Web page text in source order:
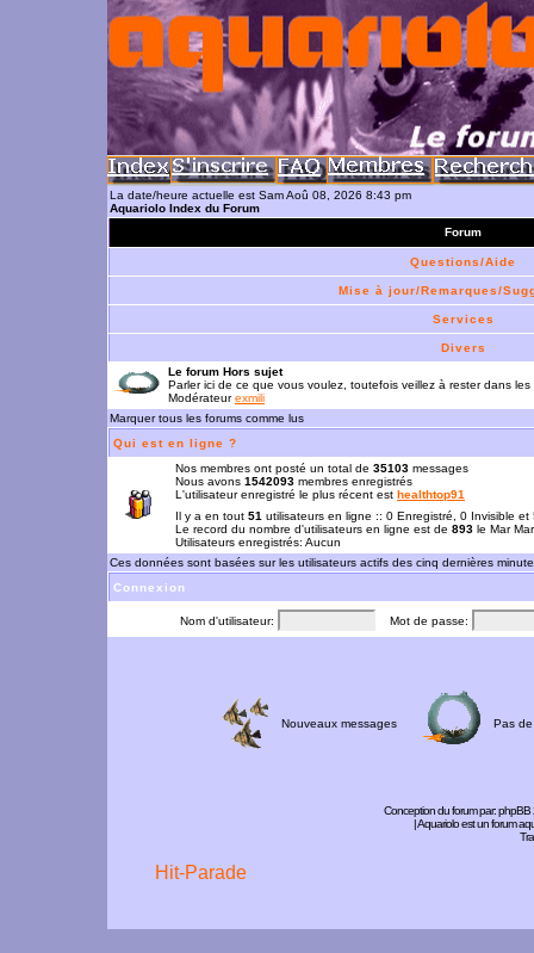
La date/heure actuelle est Sam Aoû 08, 2026 8:43 pm
Aquariolo Index du Forum
Forum
Questions/Aide
Mise à jour/Remarques/
Services
Divers
Le forum Hors sujet
Parler ici de ce que vous voulez, toutefois veillez à rester dans les
Modérateurexmili
Marquer tous les forums comme lus
Qui est en ligne ?
Nos membres ont posté un total de 35103 messages
Nous avons 1542093 membres enregistrés
L'utilisateur enregistré le plus récent est healthtop91
Il y a en tout 51 utilisateurs en ligne :: 0 Enregistré, 0 Invisible
Le record du nombre d'utilisateurs en ligne est de 893 le Mar
Utilisateurs enregistrés: Aucun
Ces données sont basées sur les utilisateurs actifs des cinq dernières
Connexion
Nom d'utilisateur: Mot de passe:
Nouveaux messages Pas
Conception du forum par:phpBB
| Aquariolo est un forum